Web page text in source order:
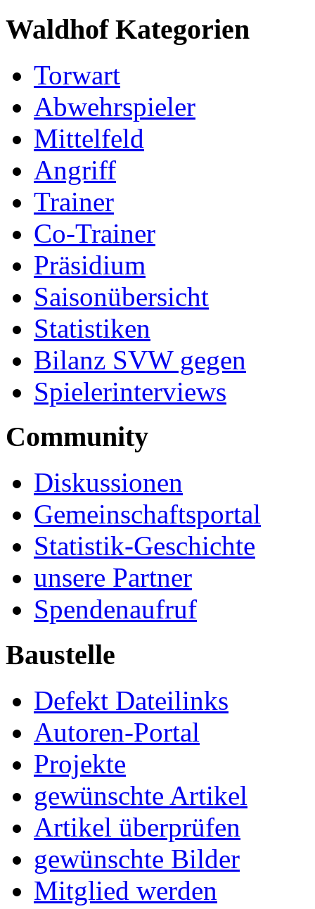
Waldhof Kategorien
Torwart
Abwehrspieler
Mittelfeld
Angriff
Trainer
Co-Trainer
Präsidium
Saisonübersicht
Statistiken
Bilanz SVW gegen
Spielerinterviews
Community
Diskussionen
Gemeinschaftsportal
Statistik-Geschichte
unsere Partner
Spendenaufruf
Baustelle
Defekt Dateilinks
Autoren-Portal
Projekte
gewünschte Artikel
Artikel überprüfen
gewünschte Bilder
Mitglied werden